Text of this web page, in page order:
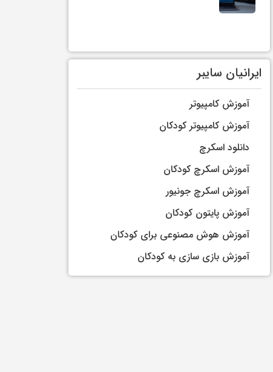
ایرانیان سایبر
آموزش کامپیوتر
آموزش کامپیوتر کودکان
دانلود اسکرچ
آموزش اسکرچ کودکان
آموزش اسکرچ جونیور
آموزش پایتون کودکان
آموزش هوش مصنوعی برای کودکان
آموزش بازی سازی به کودکان